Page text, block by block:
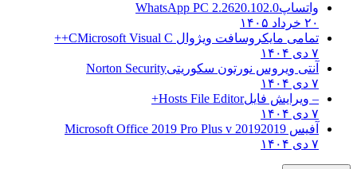
واتساپWhatsApp PC 2.2620.102.0
تمامی مایکروسافت ویژوال CMicrosoft Visual C++
آنتی ویروس نورتون سکوریتیNorton Security
– ویرایش فایلHosts File Editor+
آفیس 2019
2019 Microsoft Office 2019 Pro Plus v